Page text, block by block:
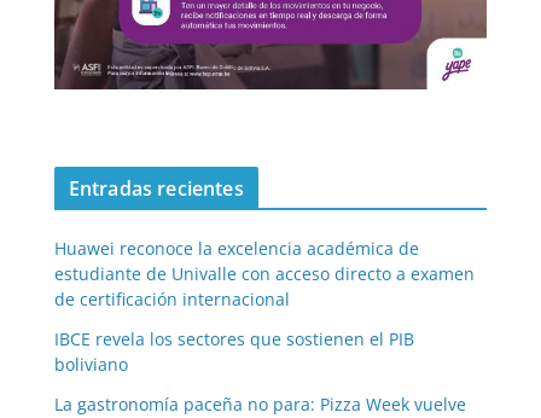
Entradas recientes
Huawei reconoce la excelencia académica de
estudiante de Univalle con acceso directo a examen
de certificación internacional
IBCE revela los sectores que sostienen el PIB
boliviano
La gastronomía paceña no para: Pizza Week vuelve